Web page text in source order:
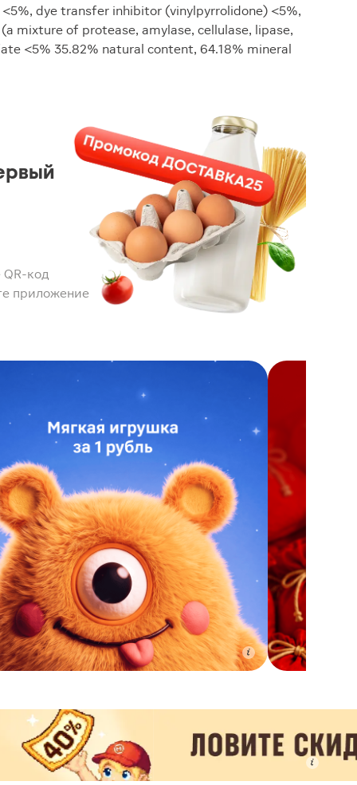
dye transfer inhibitor (vinylpyrrolidone) <5%,
mixture of protease, amylase, cellulase, lipase,
<5% 35.82% natural content, 64.18% mineral
код
приложение